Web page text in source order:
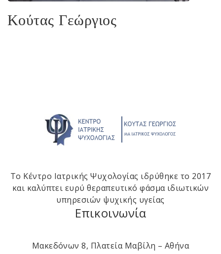
Κούτας Γεώργιος
Το Κέντρο Ιατρικής Ψυχολογίας ιδρύθηκε το 2017
και καλύπτει ευρύ θεραπευτικό φάσμα ιδιωτικών
υπηρεσιών ψυχικής υγείας
Επικοινωνία
Μακεδόνων 8, Πλατεία Μαβίλη – Αθήνα